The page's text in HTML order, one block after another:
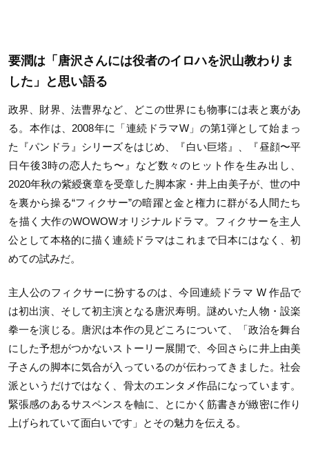
要潤は「唐沢さんには役者のイロハを沢山教わりま
した」と思い語る
政界、財界、法曹界など、どこの世界にも物事には表と裏があ
る。本作は、 2008年に「連続ドラマW」の第1弾として始まっ
た『パンドラ』シリーズをはじめ、『白い巨塔』、『昼顔〜平
日午後3時の恋人たち〜』など数々のヒット作を生み出し、
2020年秋の紫綬褒章を受章した脚本家・井上由美子が、世の中
を裏から操る“フィクサー”の暗躍と金と権力に群がる人間たち
を描く大作のWOWOWオリジナルドラマ。フィクサーを主人
公として本格的に描く連続ドラマはこれまで日本にはなく、初
めての試みだ。
主人公のフィクサーに扮するのは、今回連続ドラマ W作品で
は初出演、そして初主演となる唐沢寿明。謎めいた人物・設楽
拳一を演じる。唐沢は本作の見どころについて、「政治を舞台
にした予想がつかないストーリー展開で、今回さらに井上由美
子さんの脚本に気合が入っているのが伝わってきました。社会
派というだけではなく、骨太のエンタメ作品になっています。
緊張感のあるサスペンスを軸に、とにかく筋書きが緻密に作り
上げられていて面白いです」とその魅力を伝える。